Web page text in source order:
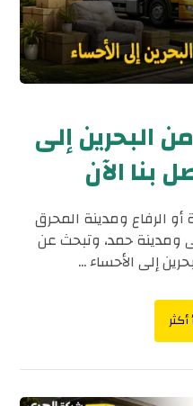
البحرين إلى
بنا الآن
الرفاع ومدينة المحرق
ومدينة حمد، وتبحث عن
إلى الأحساء ...
أكثر